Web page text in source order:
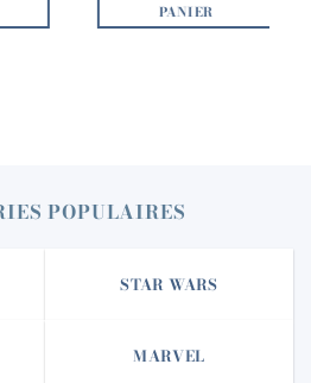
PANIER
POPULAIRES
STAR WARS
MARVEL